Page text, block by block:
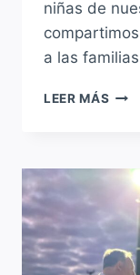
niñas de
a las
LEER MÁS
MES
EN